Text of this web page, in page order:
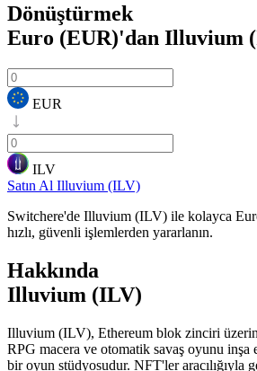
Dönüştürmek
Euro (EUR)'dan Illuvium
EUR
ILV
Satın Al Illuvium (ILV)
Switchere'de Illuvium (ILV) ile kolayca
hızlı, güvenli işlemlerden yararlanın.
Hakkında
Illuvium (ILV)
Illuvium (ILV), Ethereum blok zinciri
RPG macera ve otomatik savaş oyunu inşa
bir oyun stüdyosudur. NFT'ler aracılığıyla